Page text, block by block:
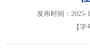
发布时间：
【字